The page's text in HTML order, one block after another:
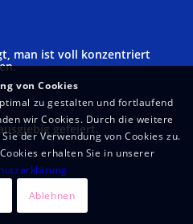
man ist voll konzentriert
gefeiert.
von Cookies
zu gestalten und fortlaufend
wir Cookies. Durch die weitere
der Verwendung von Cookies zu.
erhalten Sie in unserer
Ablehnen